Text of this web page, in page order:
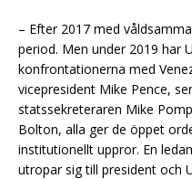
– Efter 2017 med
period. Men under 2019 har
konfrontationerna med
vicepresident Mike Pence,
statssekreteraren Mike
Bolton, alla ger de öppet
institutionellt uppror. En
utropar sig till president och